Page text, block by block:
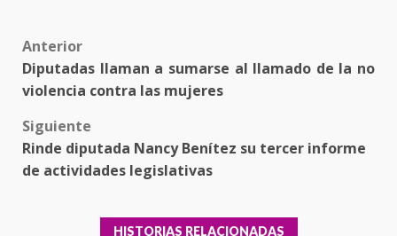
Post
navigation
Anterior
Diputadas llaman a sumarse al llamado de la no
violencia contra las mujeres
Siguiente
Rinde diputada Nancy Benítez su tercer informe
de actividades legislativas
HISTORIAS RELACIONADAS